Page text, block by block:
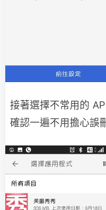
接著選擇不常用的
確認一遍不用擔心誤